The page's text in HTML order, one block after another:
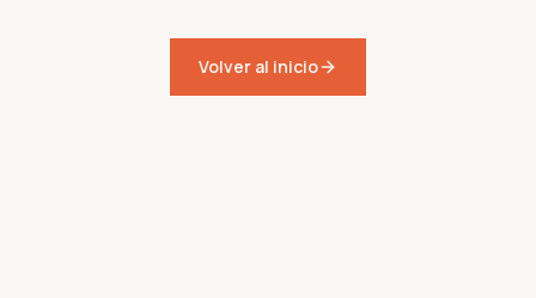
Volver al inicio